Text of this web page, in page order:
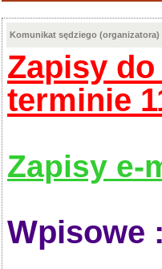
Komunikat sędziego (organizatora)
Zapisy
terminie
Zapisy e-
Wpisowe